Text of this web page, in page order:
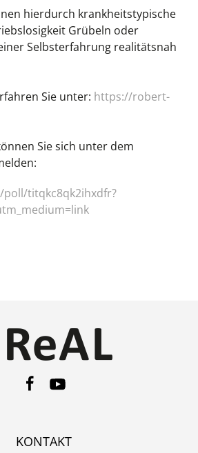
hierdurch krankheitstypische
Grübeln oder
Selbsterfahrung realitätsnah
Sie unter: https://robert-
Sie sich unter dem
titqkc8qk2ihxdfr?
KONTAKT